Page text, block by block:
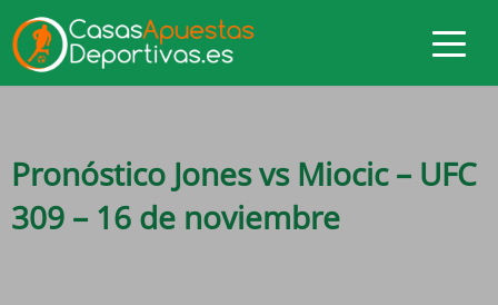
Pronóstico Jones vs Miocic – UFC
309 – 16 de noviembre